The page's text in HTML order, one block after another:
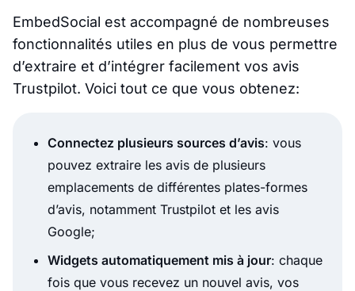
EmbedSocial est accompagné de nombreuses
fonctionnalités utiles en plus de vous permettre
d’extraire et d’intégrer facilement vos avis
Trustpilot. Voici tout ce que vous obtenez:
Connectez plusieurs sources d’avis: vous
pouvez extraire les avis de plusieurs
emplacements de différentes plates-formes
d’avis, notamment Trustpilot et les avis
Google;
Widgets automatiquement mis à jour: chaque
fois que vous recevez un nouvel avis, vos